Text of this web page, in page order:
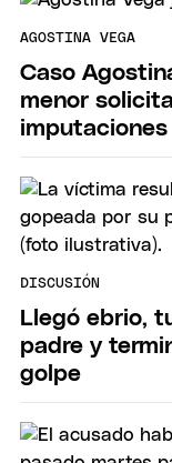
AGOSTINA VEGA
Caso
menor
imputaciones
DISCUSIÓN
Llegó ebrio,
padre y
golpe